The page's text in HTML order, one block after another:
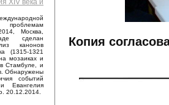
XIV века и
Москва,
сделан
канонов
(1315-1321
мозаиках и
Стамбуле, и
Обнаружены
событий
Евангелия
20.12.2014.
Копия